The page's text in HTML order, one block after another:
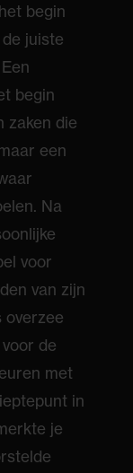
begin
juiste
begin
zaken die
een
Na
voor
van zijn
overzee
de
met
in
je